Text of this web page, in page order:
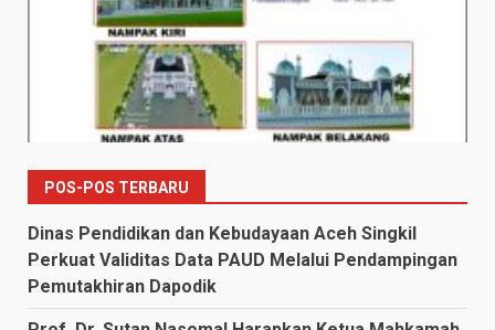
POS-POS TERBARU
Dinas Pendidikan dan Kebudayaan Aceh Singkil
Perkuat Validitas Data PAUD Melalui Pendampingan
Pemutakhiran Dapodik